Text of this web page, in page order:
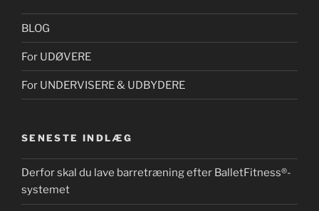
BLOG
For UDØVERE
For UNDERVISERE & UDBYDERE
SENESTE INDLÆG
Derfor skal du lave barretræning efter BalletFitness®-
systemet